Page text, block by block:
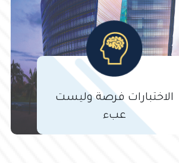
الاختبارات فرصة وليست
عبء